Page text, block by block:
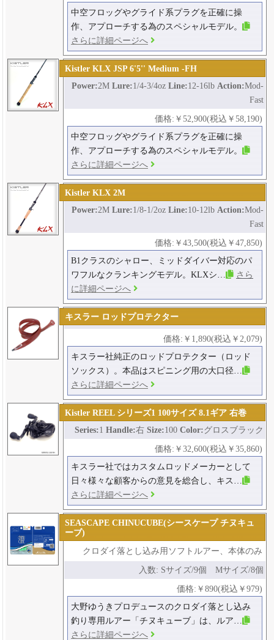
中空フロッグやグライド系プラグを正確に操
作、アプローチする為のスペシャルモデル。
さらに詳細ページへ
Kistler KLX JSP 6'5'' Medium -FH
Power:2M Lure:1/4-3/4oz Line:12-16lb Action:Mod-
Fast
価格:￥52,900(税込￥58,190)
中空フロッグやグライド系プラグを正確に操
作、アプローチする為のスペシャルモデル。
さらに詳細ページへ
Kistler KLX 2M
Power:2M Lure:1/8-1/2oz Line:10-12lb Action:Mod-
Fast
価格:￥43,500(税込￥47,850)
B1クラスのシャロー、ミッドダイバー対応のパ
ワフルなクランキングモデル。KLXシ…
さら
に詳細ページへ
キスラー ロッドプロテクター
価格:￥1,890(税込￥2,079)
キスラー社純正のロッドプロテクター（ロッド
ソックス）。本品はスピニング用の大口径…
さらに詳細ページへ
Kistler REEL シリーズ1 100サイズ 8.1ギア 右巻
Series:1 Handle:右 Size:100 Color:グロスブラック
価格:￥32,600(税込￥35,860)
キスラー社ではカスタムロッドメーカーとして
日々様々な顧客からの意見を総合し、キス…
さらに詳細ページへ
SEASCAPE CHINUCUBE(シースケープ チヌキュ
ーブ)
クロダイ落とし込み用ソフトルアー、本体のみ
入数: Sサイズ/9個 Mサイズ/8個
価格:￥890(税込￥979)
大野ゆうきプロデュースのクロダイ落とし込み
釣り専用ルアー「チヌキューブ」は、ルア…
さらに詳細ページへ